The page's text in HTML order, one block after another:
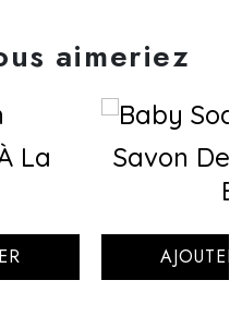
aimeriez
La
Savon De